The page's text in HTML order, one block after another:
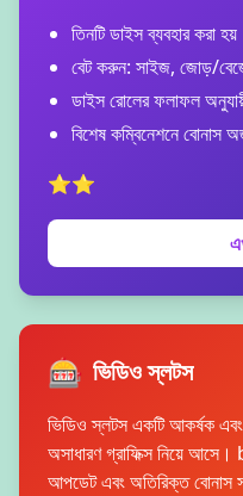
তিনটি ডাইস ব্যবহার করা হয়
বেট করুন: সাইজ, জোড়/
ডাইস রোলের ফলাফল
বিশেষ কম্বিনেশনে বোনাস
⭐⭐
🎰 ভিডিও স্লটস
ভিডিও স্লটস একটি আকর্ষক
অসাধারণ গ্রাফিক্স নিয়ে
আপডেট এবং অতিরিক্ত বোনাস